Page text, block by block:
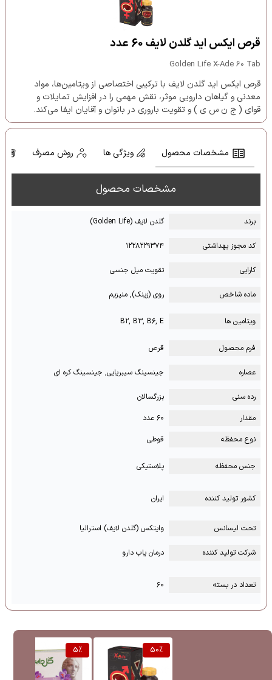
قرص ایکس اید گلدن لایف 60 عدد
Golden Life X-Ade 60 Tab
قرص ایکس اید گلدن لایف با ترکیبی اختصاصی از ویتامین‌ها، مواد
معدنی و گیاهان دارویی موثر، نقش مهمی را در افزایش تمایلات و
قوای ( ج ن س ی ) و تقویت باروری در بانوان و آقایان ایفا می‌کند.
مشخصات محصول ویژگی ها روش مصرف
مشخصات محصول
برند گلدن لایف (Golden Life)
کد مجوز بهداشتی ۱۲۲۸۲۲۹۳۷۴
کارایی تقویت میل جنسی
ماده شاخص روی (زینک), منیزیم
ویتامین ها B۲, B۳, B۶, E
فرم محصول قرص
عصاره جینسینگ سیبریایی, جینسینگ کره ای
رده سنی
بزرگسالان
مقدار
۶۰ عدد
نوع محفظه
قوطی
جنس محفظه پلاستیکی
کشور تولید کننده ایران
تحت لیسانس وایتکس (گلدن لایف) استرالیا
شرکت تولید کننده درمان یاب دارو
تعداد در بسته ۶۰
50%
5%